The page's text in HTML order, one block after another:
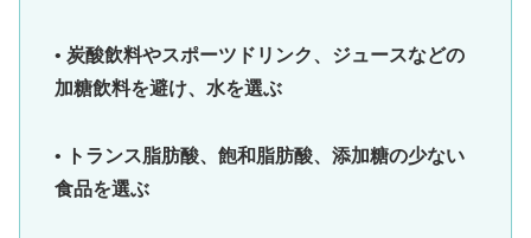
• 炭酸飲料やスポーツドリンク、ジュースなどの
加糖飲料を避け、水を選ぶ
• トランス脂肪酸、飽和脂肪酸、添加糖の少ない
食品を選ぶ